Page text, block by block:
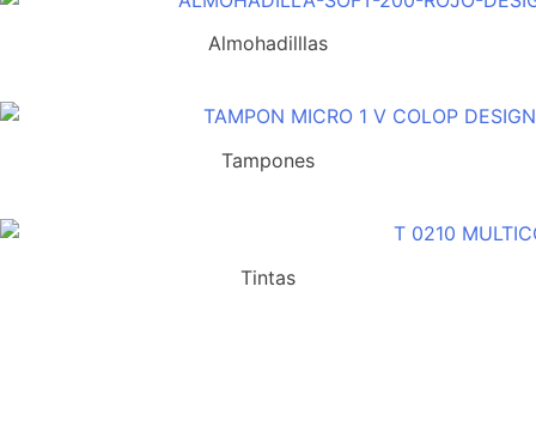
Almohadilllas
Tampones
Tintas